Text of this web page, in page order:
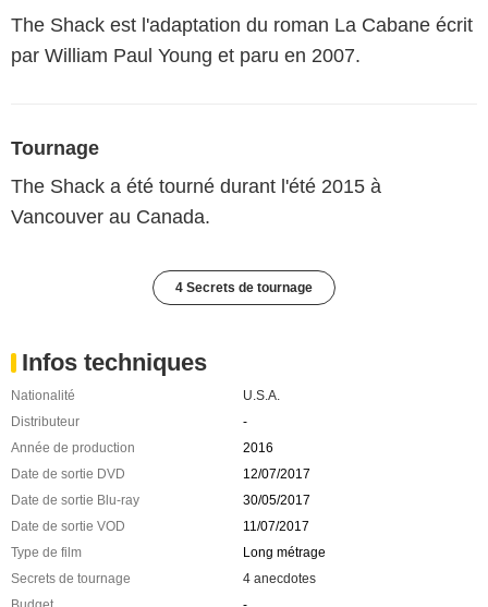
The Shack est l'adaptation du roman La Cabane écrit
par William Paul Young et paru en 2007.
Tournage
The Shack a été tourné durant l'été 2015 à
Vancouver au Canada.
4 Secrets de tournage
Infos techniques
Nationalité
U.S.A.
Distributeur
-
Année de production
2016
Date de sortie DVD
12/07/2017
Date de sortie Blu-ray
30/05/2017
Date de sortie VOD
11/07/2017
Type de film
Long métrage
Secrets de tournage
4 anecdotes